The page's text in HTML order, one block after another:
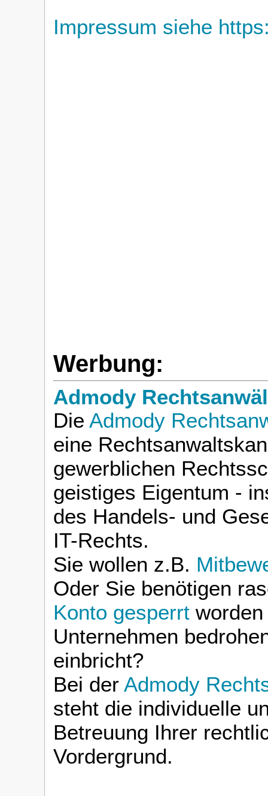
Impressum siehe
Werbung:
Admody
Die Admody
eine
gewerblichen
geistiges Eigentum -
des Handels- und
IT-Rechts.
Sie wollen z.B.
Oder Sie benötigen
Konto gesperrt
Unternehmen
einbricht?
Bei der Admody
steht die individuelle
Betreuung Ihrer
Vordergrund.